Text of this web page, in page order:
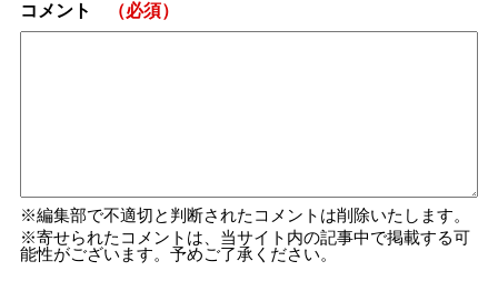
コメント （必須）
編集部で不適切と判断されたコメントは削除いたします。
寄せられたコメントは、当サイト内の記事中で掲載する可
能性がございます。予めご了承ください。